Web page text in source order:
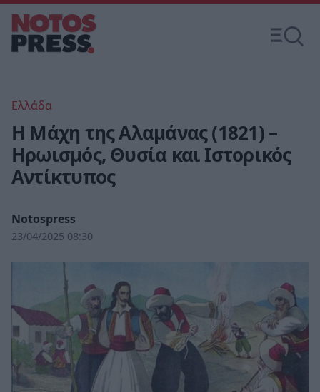
Ελλάδα
Η Μάχη της Αλαμάνας (1821) –
Ηρωισμός, Θυσία και Ιστορικός
Αντίκτυπος
Notospress
23/04/2025 08:30